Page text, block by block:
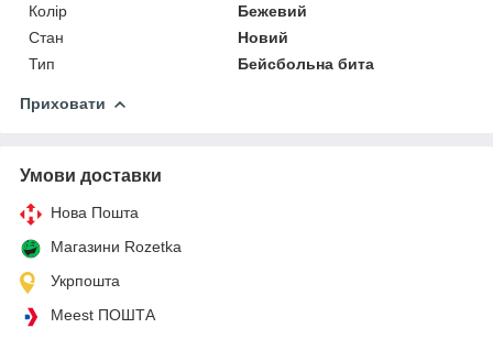
Колір
Бежевий
Стан
Новий
Тип
Бейсбольна бита
Приховати
Умови доставки
Нова Пошта
Магазини Rozetka
Укрпошта
Meest ПОШТА